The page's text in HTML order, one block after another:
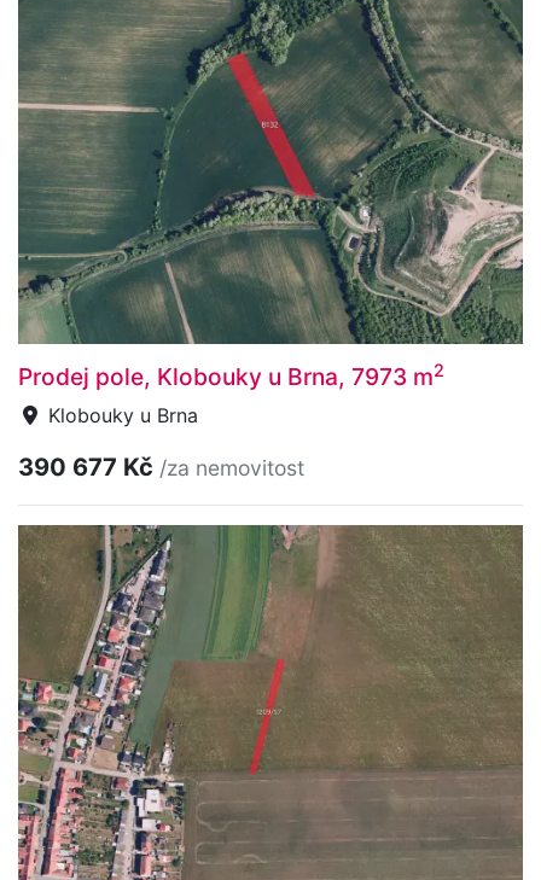
Prodej pole, Klobouky u Brna, 7973 m2
Klobouky u Brna
390 677 Kč /za nemovitost